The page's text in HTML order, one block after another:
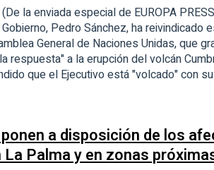
(De la enviada especial de EUROPA
Pedro Sánchez, ha reivindicado
General de Naciones Unidas, que
respuesta" a la erupción del volcán
que el Ejecutivo está "volcado" con
a disposición de los
Palma y en zonas